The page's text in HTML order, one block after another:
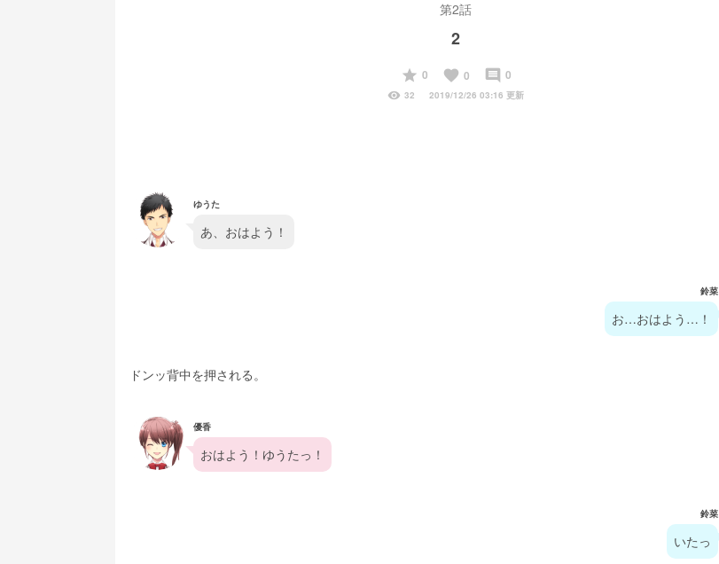
第2話
2
start
0 favorite 0 insert_comment 0
visibility 32 2019/12/26 03:16 更新
ゆうた
あ、おはよう！
鈴菜
お…おはよう…！
ドンッ背中を押される。
優香
おはよう！ゆうたっ！
鈴菜
いたっ